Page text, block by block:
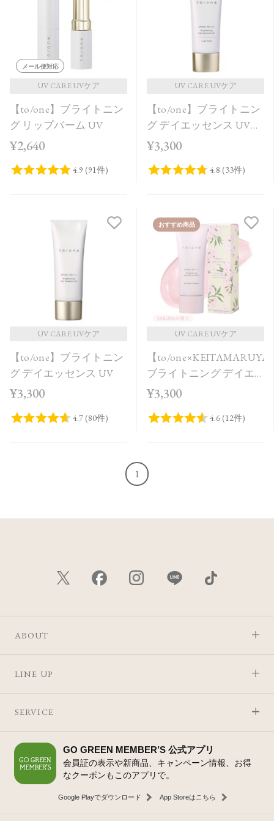
レビュー評価が高い順
人気順
メール便対応
UV CARE UVケア
【to/one】ブライトニン
グ リップバーム UV
¥2,640
UV CARE UVケア
【to/one】ブライトニン
グ デイエッセンス UV
Lilac Pink
¥3,300
UV CARE UVケア
【to/one】ブライトニン
グ デイエッセンス UV
¥3,300
おすすめ商品
UV CARE UVケア
【to/
ブライトニング デイエ
ッセンス UV SAKURA in
¥3,300
1
ABOUT
LINE UP
SERVICE
GO GREEN MEMBER’S 公式アプリ
会員証の表示や新商品、キャンペーン情報、お得
なクーポンもこのアプリで。
Google Playでダウンロード App Storeはこちら